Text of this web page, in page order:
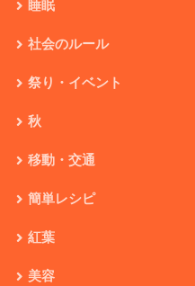
睡眠
社会のルール
祭り・イベント
秋
移動・交通
簡単レシピ
紅葉
美容